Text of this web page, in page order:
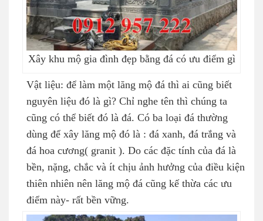
Xây khu mộ gia đình đẹp bằng đá có ưu điểm gì
Vật liệu: để làm một lăng mộ đá thì ai cũng biết
nguyên liệu đó là gì? Chỉ nghe tên thì chúng ta
cũng có thể biết đó là đá. Có ba loại đá thường
dùng để xây lăng mộ đó là : đá xanh, đá trắng và
đá hoa cương( granit ). Do các đặc tính của đá là
bền, nặng, chắc và ít chịu ảnh hưởng của điều kiện
thiên nhiên nên lăng mộ đá cũng kế thừa các ưu
điểm này- rất bền vững.